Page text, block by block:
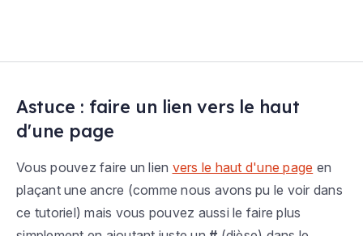
Astuce : faire un lien vers le haut
d'une page
Vous pouvez faire un lien vers le haut d'une page en
plaçant une ancre (comme nous avons pu le voir dans
ce tutoriel) mais vous pouvez aussi le faire plus